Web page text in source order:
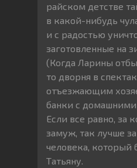
райском детстве
в какой-нибудь
и с радостью
заготовленные на
(Когда Ларины
то дворня в
отъезжающим
банки с
Если все равно, за
замуж, так лучше
человека, который
Татьяну.